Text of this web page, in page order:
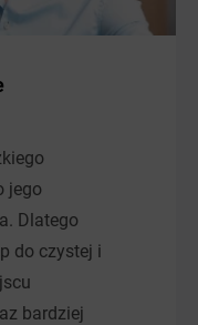
jego
Dlatego
do czystej i
bardziej